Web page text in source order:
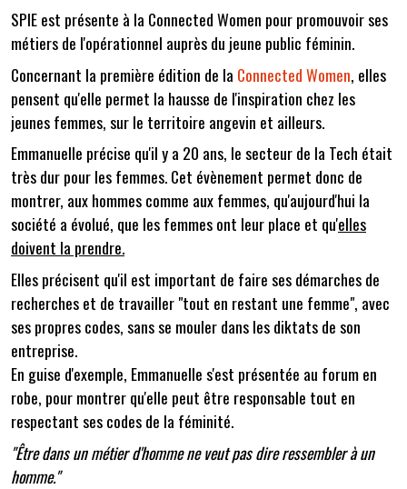
SPIE est présente à la Connected Women pour promouvoir ses
métiers de l'opérationnel auprès du jeune public féminin.
Concernant la première édition de la Connected Women, elles
pensent qu'elle permet la hausse de l'inspiration chez les
jeunes femmes, sur le territoire angevin et ailleurs.
Emmanuelle précise qu'il y a 20 ans, le secteur de la Tech était
très dur pour les femmes. Cet évènement permet donc de
montrer, aux hommes comme aux femmes, qu'aujourd'hui la
société a évolué, que les femmes ont leur place et qu'elles
doivent la prendre.
Elles précisent qu'il est important de faire ses démarches de
recherches et de travailler "tout en restant une femme", avec
ses propres codes, sans se mouler dans les diktats de son
entreprise.
En guise d'exemple, Emmanuelle s'est présentée au forum en
robe, pour montrer qu'elle peut être responsable tout en
respectant ses codes de la féminité.
"Être dans un métier d'homme ne veut pas dire ressembler à un
homme."